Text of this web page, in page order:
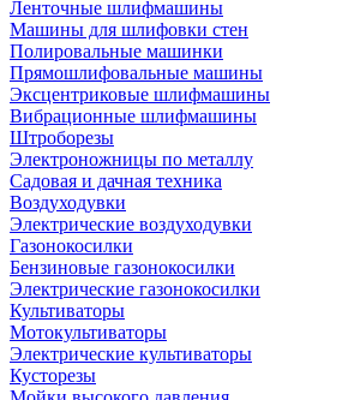
Ленточные шлифмашины
Машины для шлифовки стен
Полировальные машинки
Прямошлифовальные машины
Эксцентриковые шлифмашины
Вибрационные шлифмашины
Штроборезы
Электроножницы по металлу
Садовая и дачная техника
Воздуходувки
Электрические воздуходувки
Газонокосилки
Бензиновые газонокосилки
Электрические газонокосилки
Культиваторы
Мотокультиваторы
Электрические культиваторы
Кусторезы